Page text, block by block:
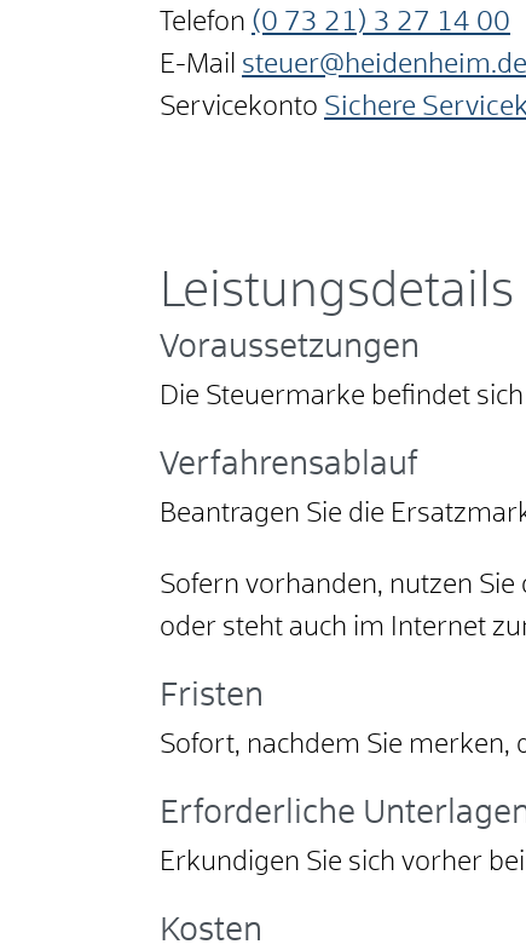
Telefon (0 73 21) 3 27 14 00
E-Mail steuer@heidenheim.de
Servicekonto Sichere
Leistungsdetails
Voraussetzungen
Die Steuermarke befindet
Verfahrensablauf
Beantragen Sie die
Sofern vorhanden, nutzen
oder steht auch im Internet
Fristen
Sofort, nachdem Sie merken,
Erforderliche
Erkundigen Sie sich vorher
Kosten